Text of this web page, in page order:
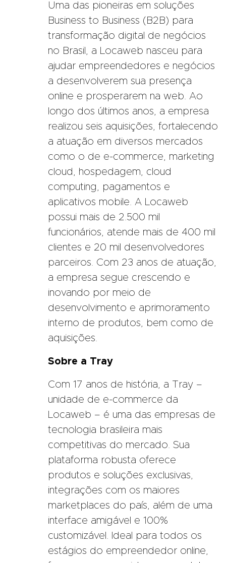
Uma das pioneiras em soluções
Business to Business (B2B) para
transformação digital de negócios
no Brasil, a Locaweb nasceu para
ajudar empreendedores e negócios
a desenvolverem sua presença
online e prosperarem na web. Ao
longo dos últimos anos, a empresa
realizou seis aquisições, fortalecendo
a atuação em diversos mercados
como o de e-commerce, marketing
cloud, hospedagem, cloud
computing, pagamentos e
aplicativos mobile. A Locaweb
possui mais de 2.500 mil
funcionários, atende mais de 400 mil
clientes e 20 mil desenvolvedores
parceiros. Com 23 anos de atuação,
a empresa segue crescendo e
inovando por meio de
desenvolvimento e aprimoramento
interno de produtos, bem como de
aquisições.
Sobre a Tray
Com 17 anos de história, a Tray –
unidade de e-commerce da
Locaweb – é uma das empresas de
tecnologia brasileira mais
competitivas do mercado. Sua
plataforma robusta oferece
produtos e soluções exclusivas,
integrações com os maiores
marketplaces do país, além de uma
interface amigável e 100%
customizável. Ideal para todos os
estágios do empreendedor online,